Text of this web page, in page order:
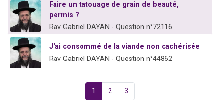
Faire un tatouage de grain de beauté,
permis ?
Rav Gabriel DAYAN - Question n°72116
J'ai consommé de la viande non cachérisée
Rav Gabriel DAYAN - Question n°44862
1 2 3